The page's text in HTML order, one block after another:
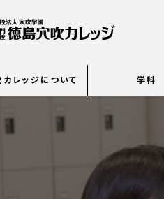
レッジについて 学科